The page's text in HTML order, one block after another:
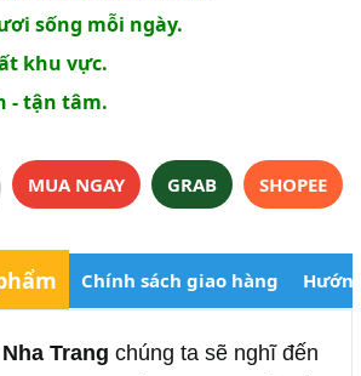
sống mỗi ngày.
khu vực.
- tận tâm.
MUA NGAY
GRAB SHOPEE
Chính sách giao hàng
Trang chúng ta sẽ nghĩ đến